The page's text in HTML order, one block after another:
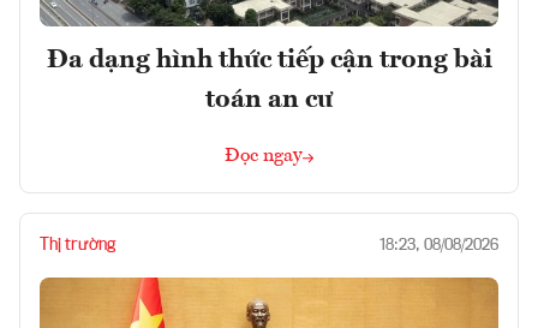
Đa dạng hình thức tiếp cận trong bài
toán an cư
Đọc ngay
Thị trường 18:23, 08/08/2026